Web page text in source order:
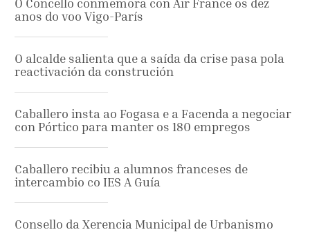
anos do voo Vigo-París
O alcalde salienta que a saída da crise pasa pola
reactivación da construción
Caballero insta ao Fogasa e a Facenda a negociar
con Pórtico para manter os 180 empregos
Caballero recibiu a alumnos franceses de
intercambio co IES A Guía
Consello da Xerencia Municipal de Urbanismo